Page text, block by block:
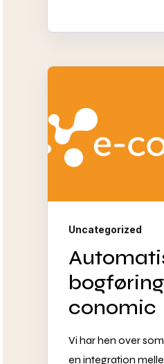
Uncategorized
conomic
Vi har hen over
en integration